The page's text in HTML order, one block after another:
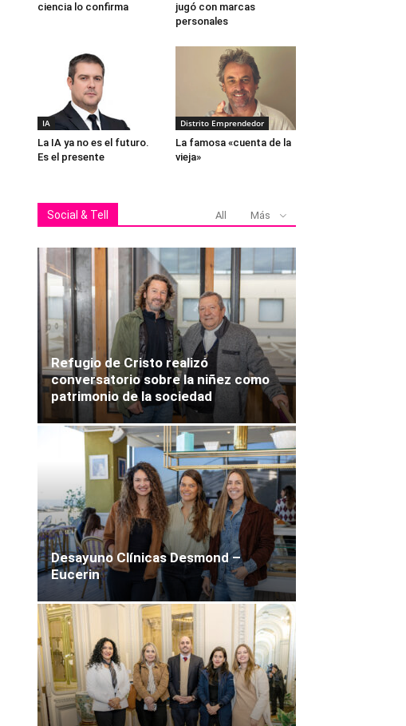
ciencia lo confirma
jugó con marcas
personales
IA
La IA ya no es el futuro.
Es el presente
Distrito Emprendedor
La famosa «cuenta de la
vieja»
Social & Tell All Más
Refugio de Cristo realizó
conversatorio sobre la niñez como
patrimonio de la sociedad
Desayuno Clínicas Desmond –
Eucerin